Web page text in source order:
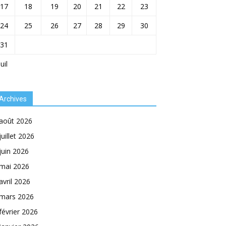
17 18 19 20 21 22
23
24
25 26 27 28 29
30
31
2026
2026
2026
2026
2026
2026
2026